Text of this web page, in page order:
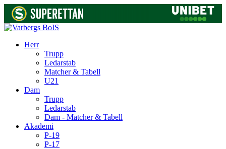
Herr
Trupp
Ledarstab
Matcher & Tabell
U21
Dam
Trupp
Ledarstab
Dam - Matcher & Tabell
Akademi
P-19
P-17